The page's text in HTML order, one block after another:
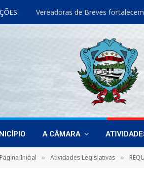
A CÂMARA
Página Inicial » Atividades Legislativas »